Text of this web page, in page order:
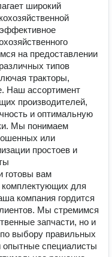
широкий
на предоставлении
типов
тракторы,
Наш ассортимент
производителей,
и оптимальную
Мы понимаем
или
простоев и
готовы вам
комплектующих для
компания гордится
Мы стремимся
запчасти, но и
выбору правильных
специалисты